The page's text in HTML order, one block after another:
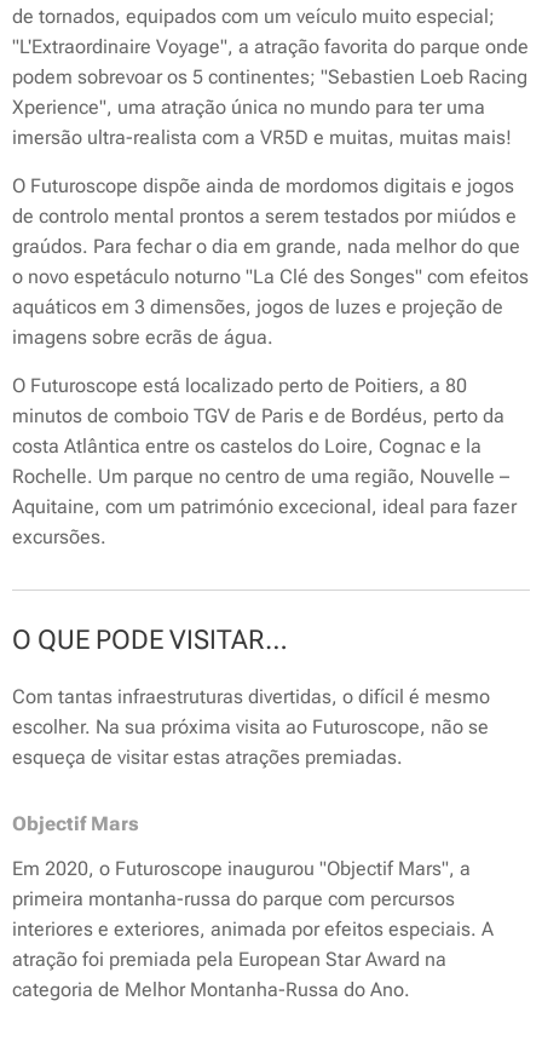
de tornados, equipados com um veículo muito especial;
"L'Extraordinaire Voyage", a atração favorita do parque onde
podem sobrevoar os 5 continentes; "Sebastien Loeb Racing
Xperience", uma atração única no mundo para ter uma
imersão ultra-realista com a VR5D e muitas, muitas mais!
O Futuroscope dispõe ainda de mordomos digitais e jogos
de controlo mental prontos a serem testados por miúdos e
graúdos. Para fechar o dia em grande, nada melhor do que
o novo espetáculo noturno "La Clé des Songes" com efeitos
aquáticos em 3 dimensões, jogos de luzes e projeção de
imagens sobre ecrãs de água.
O Futuroscope está localizado perto de Poitiers, a 80
minutos de comboio TGV de Paris e de Bordéus, perto da
costa Atlântica entre os castelos do Loire, Cognac e la
Rochelle. Um parque no centro de uma região, Nouvelle –
Aquitaine, com um património excecional, ideal para fazer
excursões.
O QUE PODE VISITAR…
Com tantas infraestruturas divertidas, o difícil é mesmo
escolher. Na sua próxima visita ao Futuroscope, não se
esqueça de visitar estas atrações premiadas.
Objectif Mars
Em 2020, o Futuroscope inaugurou "Objectif Mars", a
primeira montanha-russa do parque com percursos
interiores e exteriores, animada por efeitos especiais. A
atração foi premiada pela European Star Award na
categoria de Melhor Montanha-Russa do Ano.